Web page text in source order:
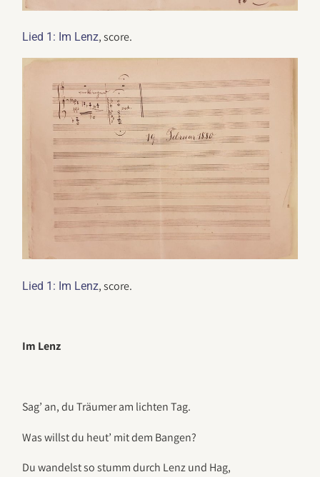
Lied 1: Im Lenz, score.
Lied 1: Im Lenz, score.
Im Lenz
Sag’ an, du Träumer am lichten Tag.
Was willst du heut’ mit dem Bangen?
Du wandelst so stumm durch Lenz und Hag,